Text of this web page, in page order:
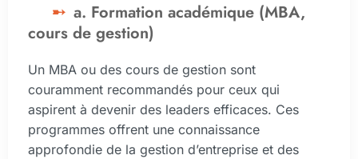
a. Formation académique (MBA,
cours de gestion)
Un MBA ou des cours de gestion sont
couramment recommandés pour ceux qui
aspirent à devenir des leaders efficaces. Ces
programmes offrent une connaissance
approfondie de la gestion d’entreprise et des